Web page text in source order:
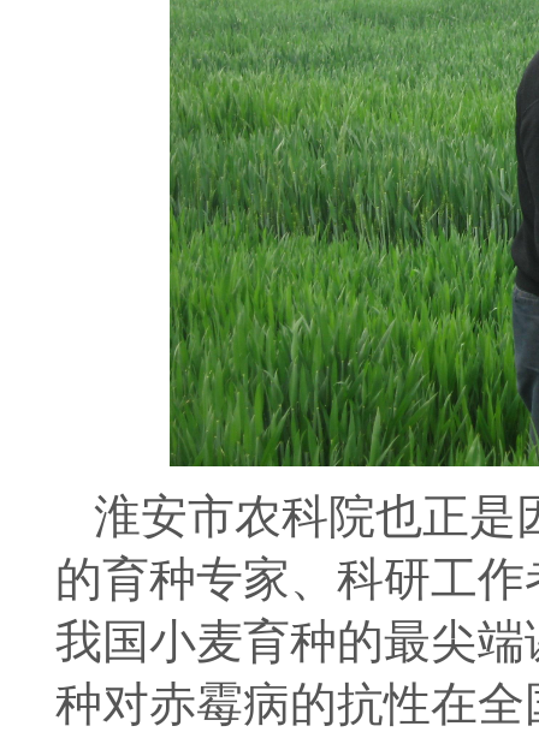
淮安市农科院也正是
的育种专家、科研工
我国小麦育种的最尖
种对赤霉病的抗性在